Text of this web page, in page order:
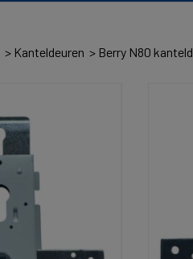
Kanteldeuren Berry N80